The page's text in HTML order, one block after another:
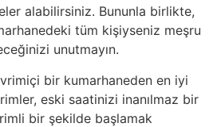
alabilirsiniz. Bununla birlikte,
tüm kişiyseniz meşru
unutmayın.
bir kumarhaneden en iyi
eski saatinizi inanılmaz bir
bir şekilde başlamak